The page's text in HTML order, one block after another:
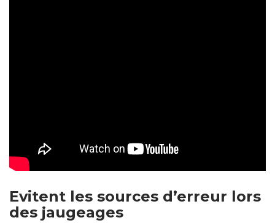
Evitent les sources d’erreur lors
des jaugeages